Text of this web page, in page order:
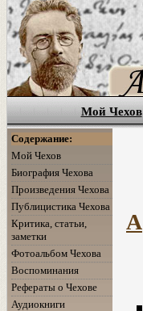
Мой Чехов
Содержание:
Мой Чехов
Биография Чехова
Произведения Чехова
Публицистика Чехова
Критика, статьи,
заметки
Фотоальбом Чехова
Воспоминания
Рефераты о Чехове
Аудиокниги
А